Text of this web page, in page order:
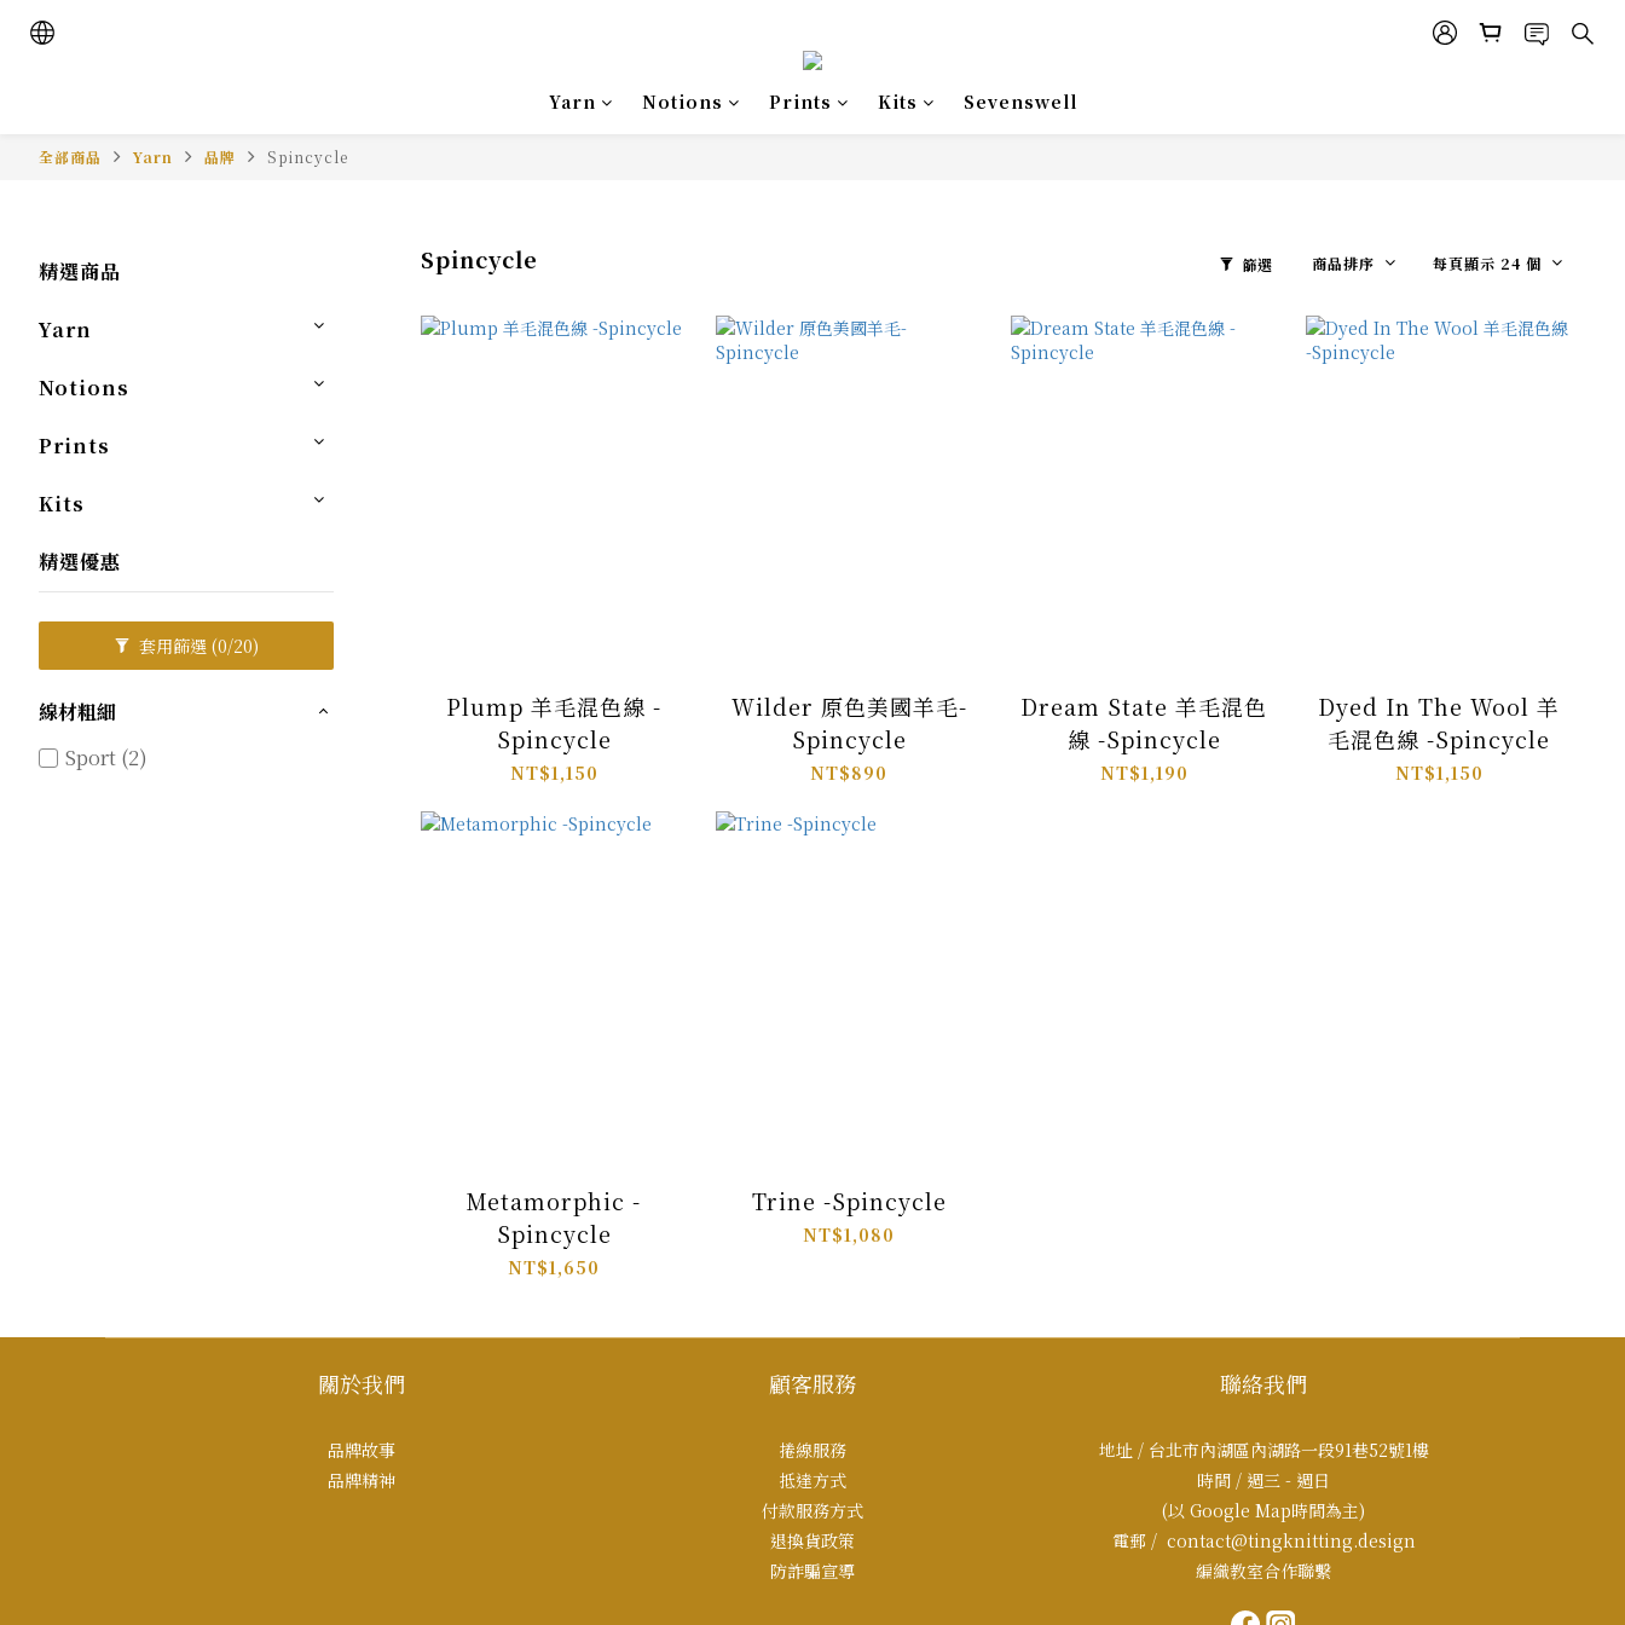
Yarn Notions Prints Kits Sevenswell
全部商品 Yarn 品牌 Spincycle
精選商品
Yarn
Notions
Prints
Kits
精選優惠
套用篩選 (0/20)
線材粗細
Sport (2)
Spincycle 篩選 商品排序 每頁顯示 24 個
Plump 羊毛混色線 -
Spincycle
NT$1,150
Wilder 原色美國羊毛-
Spincycle
NT$890
Dream State 羊毛混色
線 -Spincycle
NT$1,190
Dyed In The Wool 羊
毛混色線 -Spincycle
NT$1,150
Metamorphic -
Spincycle
NT$1,650
Trine -Spincycle
NT$1,080
關於我們
品牌故事
品牌精神
顧客服務
捲線服務
抵達方式
付款服務方式
退換貨政策
防詐騙宣導
聯絡我們
地址 / 台北市內湖區內湖路一段91巷52號1樓
時間 / 週三 - 週日
(以 Google Map時間為主)
電郵 / contact@tingknitting.design
編織教室合作聯繫